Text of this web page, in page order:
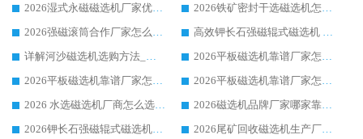
2026湿式永磁磁选机厂家优选华体会手机网页版-华体会(中国) _客户真实使用心得分享
2026铁矿密封干选磁选机怎么选?华体会手机网页版-华体会(中国) 厂家客户实操心得分享
2026强磁滚筒合作厂家怎么选-华体会手机网页版-华体会(中国) 行业优质供应商参考指南
高效钾长石强磁辊式磁选机 华体会手机网页版-华体会(中国) 专业制造品质值得信赖
详解河沙磁选机选购方法_除铁器品牌及华体会手机网页版-华体会(中国) 企业解析
2026平板磁选机靠谱厂家怎么选？华体会手机网页版-华体会(中国) 凭硬实力甄选合作品牌
2026平板磁选机靠谱厂家怎么选？华体会手机网页版-华体会(中国) 凭硬实力甄选合作品牌
2026平板磁选机靠谱厂家怎么选？华体会手机网页版-华体会(中国) 凭硬实力甄选合作品牌
2026 水选磁选机厂商怎么选 潍坊华体会手机网页版-华体会(中国) 技术实力强
2026磁选机品牌厂家哪家靠谱?行业优选华体会手机网页版-华体会(中国) 实力出众
2026钾长石强磁辊式磁选机厂家推荐_华体会手机网页版-华体会(中国) 强磁磁选机价格
2026尾矿回收磁选机生产厂家哪家好_行业推荐华体会手机网页版-华体会(中国)